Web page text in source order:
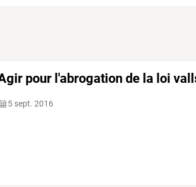
pour l'abrogation de la loi
5 sept. 2016